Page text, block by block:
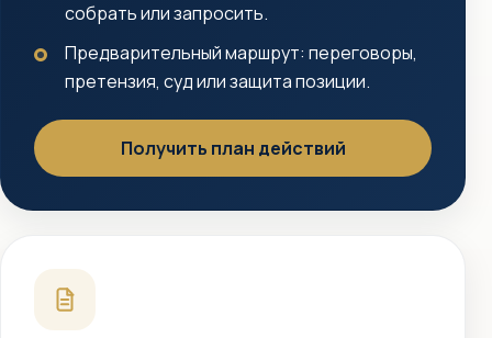
собрать или запросить.
Предварительный маршрут: переговоры,
претензия, суд или защита позиции.
Получить план действий